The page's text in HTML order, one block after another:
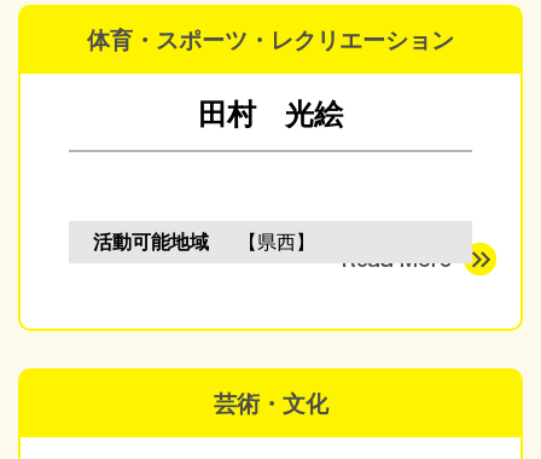
体育・スポーツ・レクリエーション
田村 光絵
活動可能地域 【県西】
芸術・文化